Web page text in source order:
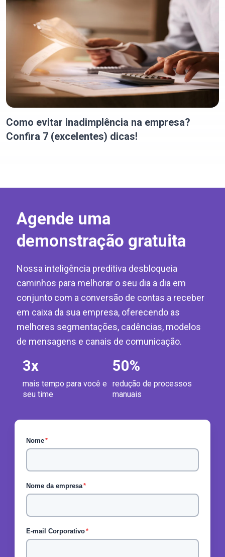
Como evitar inadimplência na empresa?
Confira 7 (excelentes) dicas!
Agende uma
demonstração gratuita
Nossa inteligência preditiva desbloqueia
caminhos para melhorar o seu dia a dia em
conjunto com a conversão de contas a receber
em caixa da sua empresa, oferecendo as
melhores segmentações, cadências, modelos
de mensagens e canais de comunicação.
3x
mais tempo para você e
seu time
50%
redução de processos
manuais
Nome*
Nome da empresa*
E-mail Corporativo*